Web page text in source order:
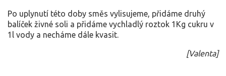
Po uplynutí této doby směs vylisujeme, přidáme druhý
balíček živné soli a přidáme vychladlý roztok 1Kg cukru v
1l vody a necháme dále kvasit.
[Valenta]